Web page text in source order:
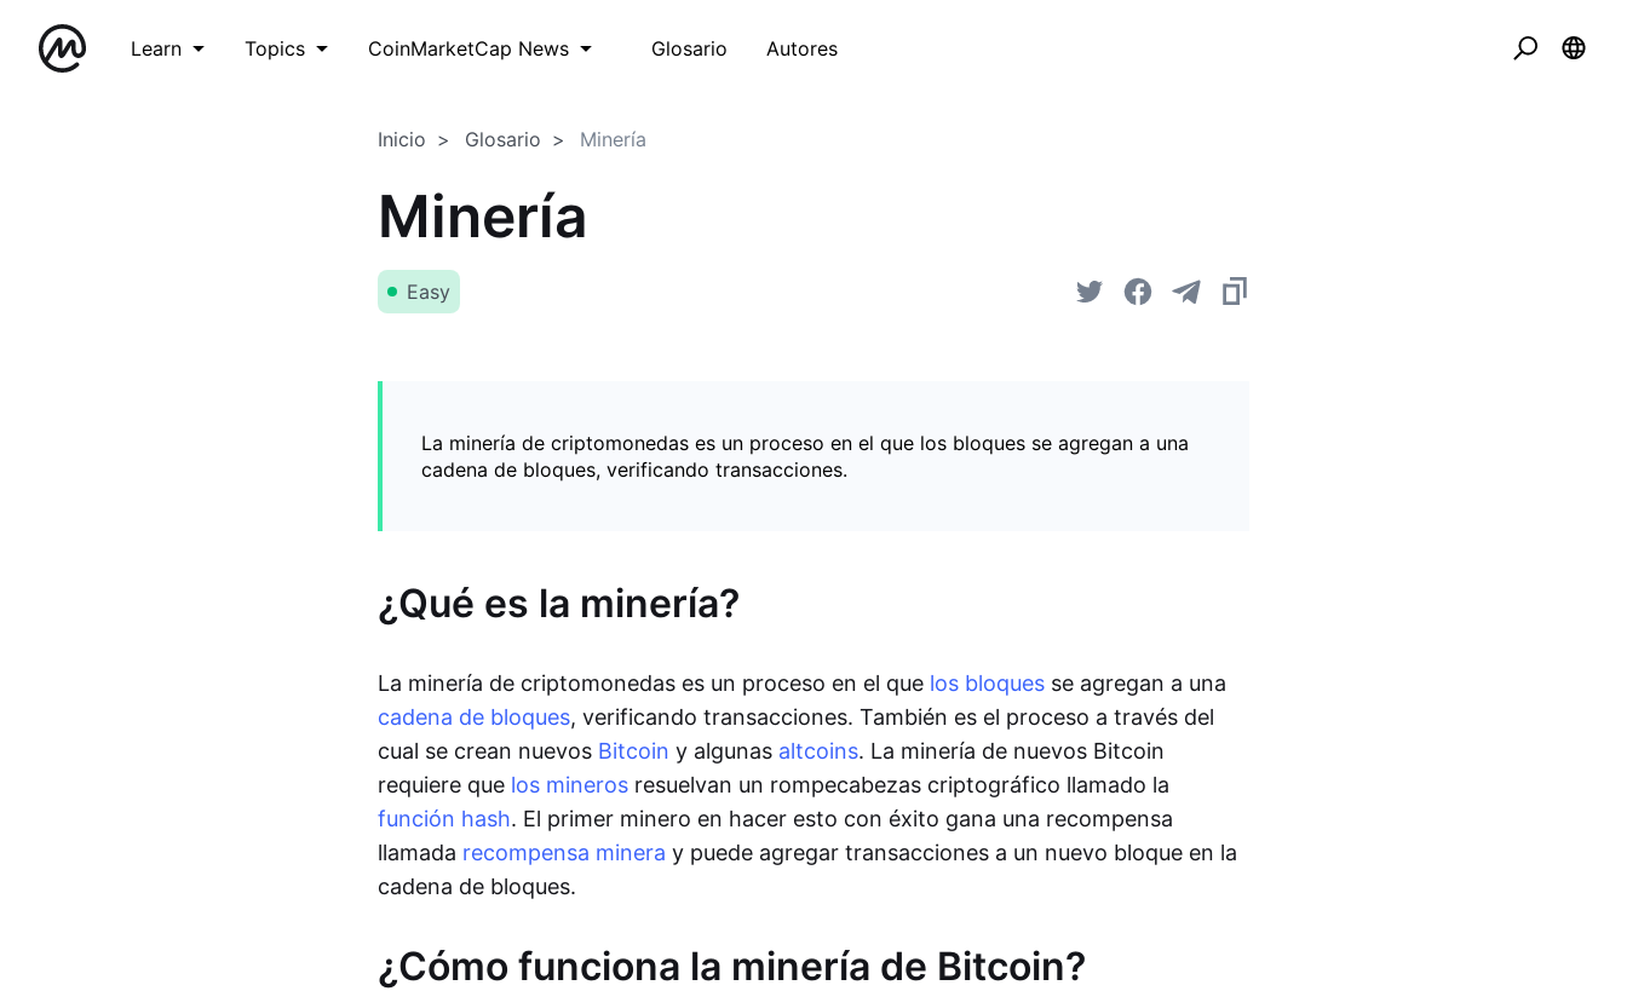
Learn Topics CoinMarketCap News Glosario Autores
Inicio Glosario Minería
Minería
Easy
La minería de criptomonedas es un proceso en el que los bloques se agregan a una
cadena de bloques, verificando transacciones.
¿Qué es la minería?
La minería de criptomonedas es un proceso en el que los bloques se agregan a una
cadena de bloques, verificando transacciones. También es el proceso a través del
cual se crean nuevos Bitcoin y algunas altcoins. La minería de nuevos Bitcoin
requiere que los mineros resuelvan un rompecabezas criptográfico llamado la
función hash. El primer minero en hacer esto con éxito gana una recompensa
llamada recompensa minera y puede agregar transacciones a un nuevo bloque en la
cadena de bloques.
¿Cómo funciona la minería de Bitcoin?